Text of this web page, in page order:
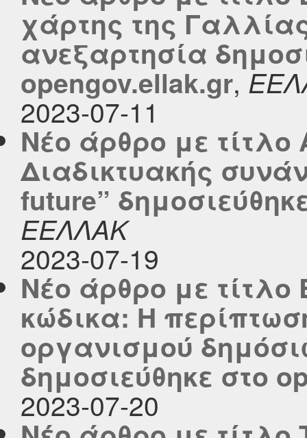
χάρτης της
ανεξαρτησία
opengov.ellak.gr,
2023-07-11
Νέο άρθρο με
Διαδικτυακής
future”
ΕΕΛΛΑΚ
2023-07-19
Νέο άρθρο με τίτλο
κώδικα: Η
οργανισμού
δημοσιεύθηκε στο
2023-07-20